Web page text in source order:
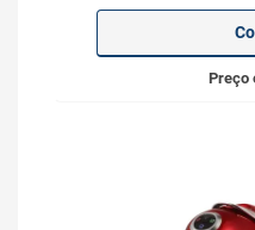
Preço